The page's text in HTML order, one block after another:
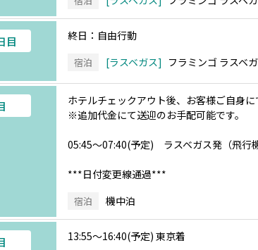
目 終日：自由行動
宿泊 ラスベガス フラミンゴ ラスベ
ホテルチェックアウト後、お客様ご自身
※追加代金にて送迎のお手配可能です。
05:45～07:40(予定) ラスベガス発（飛行
***日付変更線通過***
宿泊 機中泊
13:55～16:40(予定) 東京着